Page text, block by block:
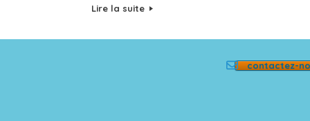
Lire la suite
contactez-